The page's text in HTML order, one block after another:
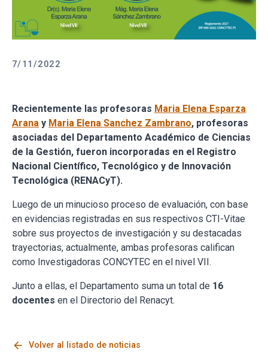
7/11/2022
Recientemente las profesoras Maria Elena Esparza
Arana y Maria Elena Sanchez Zambrano, profesoras
asociadas del Departamento Académico de Ciencias
de la Gestión, fueron incorporadas en el Registro
Nacional Científico, Tecnológico y de Innovación
Tecnológica (RENACyT).
Luego de un minucioso proceso de evaluación, con base
en evidencias registradas en sus respectivos CTI-Vitae
sobre sus proyectos de investigación y su destacadas
trayectorias, actualmente, ambas profesoras califican
como Investigadoras CONCYTEC en el nivel VII.
Junto a ellas, el Departamento suma un total de 16
docentes en el Directorio del Renacyt.
arrow_back Volver al listado de noticias